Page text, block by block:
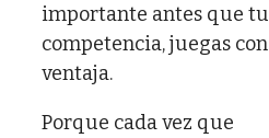
importante antes que tu
competencia, juegas con
ventaja.
Porque cada vez que